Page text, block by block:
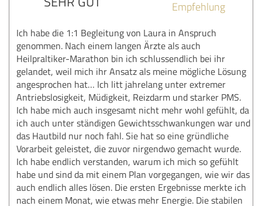
Empfehlung
Ich habe die 1:1 Begleitung von Laura in Anspruch
genommen. Nach einem langen Ärzte als auch
Heilpraltiker-Marathon bin ich schlussendlich bei ihr
gelandet, weil mich ihr Ansatz als meine mögliche Lösung
angesprochen hat… Ich litt jahrelang unter extremer
Antriebslosigkeit, Müdigkeit, Reizdarm und starker PMS.
Ich habe mich auch insgesamt nicht mehr wohl gefühlt, da
ich auch unter ständigen Gewichtsschwankungen war und
das Hautbild nur noch fahl. Sie hat so eine gründliche
Vorarbeit geleistet, die zuvor nirgendwo gemacht wurde.
Ich habe endlich verstanden, warum ich mich so gefühlt
habe und sind da mit einem Plan vorgegangen, wie wir das
auch endlich alles lösen. Die ersten Ergebnisse merkte ich
nach einem Monat, wie etwas mehr Energie. Die stabilen